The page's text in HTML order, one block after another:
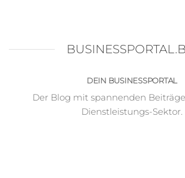
DEIN BUSINESSPORTAL
Der Blog mit spannenden
Dienstleistungs-Sektor.